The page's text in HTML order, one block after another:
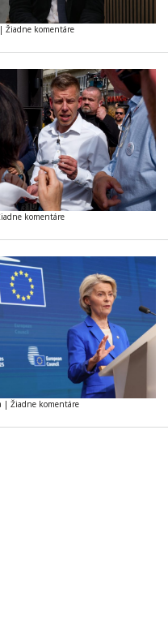
| Žiadne komentáre
komentáre
| Žiadne komentáre